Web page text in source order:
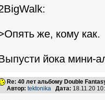
же, кому как.
йока мини-
Re: 40 лет альбому Double
Автор: tektonika Дата: 18.11.20